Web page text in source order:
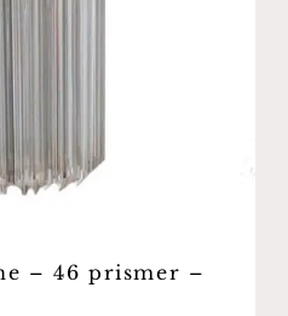
– 46 prismer –